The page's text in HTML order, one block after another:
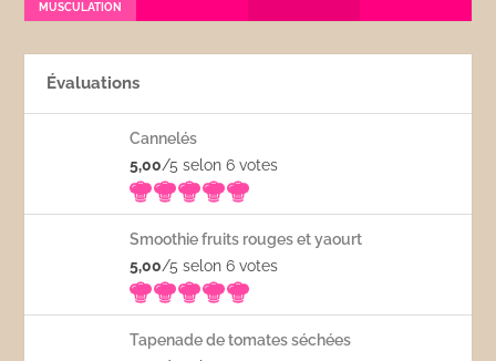
MUSCULATION
Évaluations
Cannelés
5,00/5 selon 6votes
Smoothie fruits rouges et yaourt
5,00/5 selon 6votes
Tapenade de tomates séchées